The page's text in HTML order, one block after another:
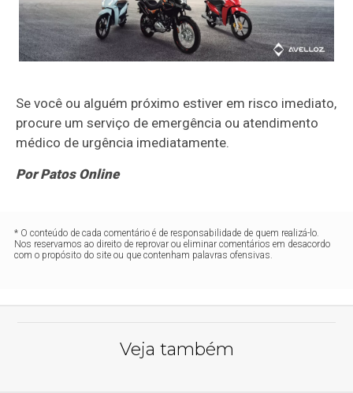
Se você ou alguém próximo estiver em risco imediato,
procure um serviço de emergência ou atendimento
médico de urgência imediatamente.
Por Patos Online
* O conteúdo de cada comentário é de responsabilidade de quem realizá-lo.
Nos reservamos ao direito de reprovar ou eliminar comentários em desacordo
com o propósito do site ou que contenham palavras ofensivas.
Veja também